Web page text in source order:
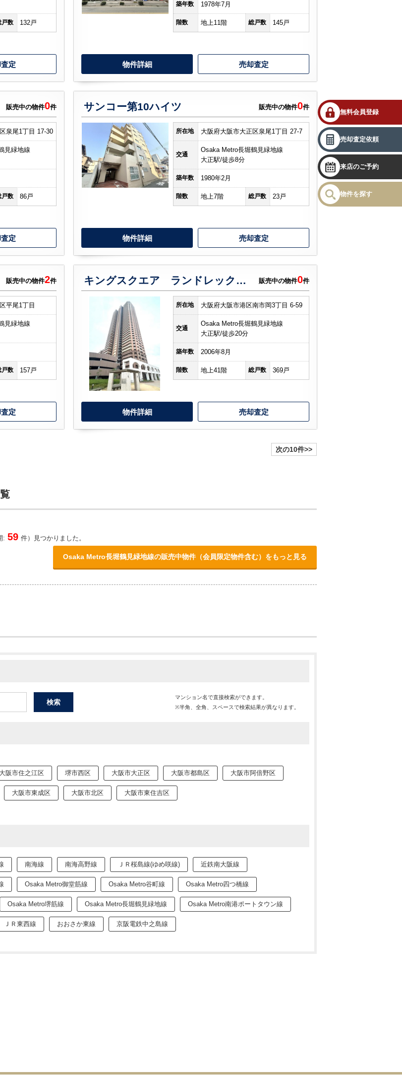
無料会員登録
売却査定依頼
来店のご予約
物件を探す
戸数 132戸
定
築年数 1978年7月
階数 地上11階 総戸数 145戸
物件詳細 売却査定
販売中の物件0件
泉尾1丁目 17-30
見緑地線
戸数 86戸
定
サンコー第10ハイツ 販売中の物件0件
所在地 大阪府大阪市大正区泉尾1丁目 27-7
交通
Osaka Metro長堀鶴見緑地線
大正駅/徒歩8分
築年数 1980年2月
階数 地上7階 総戸数 23戸
物件詳細 売却査定
販売中の物件2件
平尾1丁目
見緑地線
戸数 157戸
定
キングスクエア ランドレックスＣ棟 販売中の物件0件
所在地 大阪府大阪市港区南市岡3丁目 6-59
交通
Osaka Metro長堀鶴見緑地線
大正駅/徒歩20分
築年数 2006年8月
階数 地上41階 総戸数 369戸
物件詳細 売却査定
次の10件>>
: 59 件）見つかりました。
Osaka Metro長堀鶴見緑地線の販売中物件（会員限定物件含む）をもっと見る
マンション名で直接検索ができます。
※半角、全角、スペースで検索結果が異なります。
大阪市住之江区 堺市西区 大阪市大正区 大阪市都島区 大阪市阿倍野区
大阪市東成区 大阪市北区 大阪市東住吉区
南海線 南海高野線 ＪＲ桜島線(ゆめ咲線) 近鉄南大阪線
Osaka Metro御堂筋線 Osaka Metro谷町線 Osaka Metro四つ橋線
Osaka Metro堺筋線 Osaka Metro長堀鶴見緑地線 Osaka Metro南港ポートタウン線
ＪＲ東西線 おおさか東線 京阪電鉄中之島線